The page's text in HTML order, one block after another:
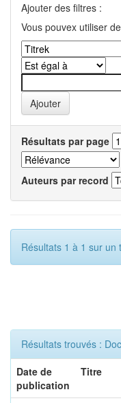
Ajouter des filtres :
Vous pouvex utiliser
Résultats par page
Auteurs par record
Résultats 1 à 1 sur un
Résultats trouvés :
Date de
publication
Titre